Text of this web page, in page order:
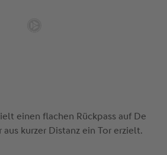
einen flachen Rückpass auf De
aus kurzer Distanz ein Tor erzielt.